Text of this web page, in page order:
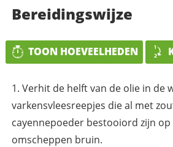
Bereidingswijze
TOON HOEVEELHEDEN
Verhit de helft van de olie in de
varkensvleesreepjes die al met
cayennepoeder bestooiord zijn
omscheppen bruin.